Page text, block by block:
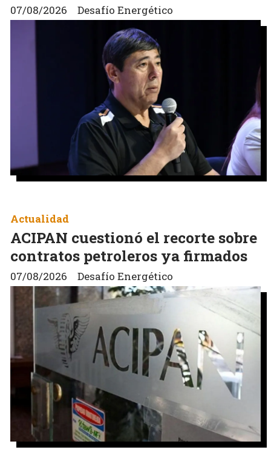
Desafío Energético
07/08/2026
ACIPAN cuestionó el recorte sobre
contratos petroleros ya firmados
Desafío Energético
Actualidad
07/08/2026